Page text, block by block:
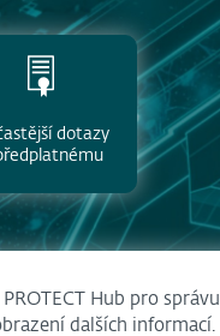
dotazy
Hub pro správu
dalších informací.